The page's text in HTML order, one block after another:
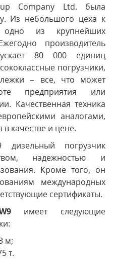
Company Ltd. была
Из небольшого цеха к
из крупнейших
производитель
80 000 единиц
погрузчики,
– все, что может
предприятия или
Качественная техника
аналогами,
качестве и цене.
дизельный погрузчик
надежностью и
Кроме того, он
международных
сертификаты.
имеет следующие
м;
т.